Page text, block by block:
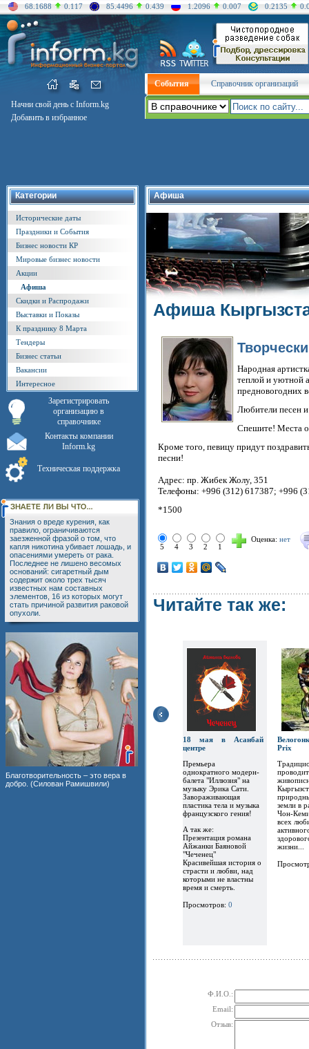
68.1688 0.117 85.4496 0.439 1.2096 0.007 0.2135
Начни свой день с Inform.kg
Добавить в избранное
События Справочник организаций
Категории
Исторические даты
Праздники и События
Бизнес новости КР
Мировые бизнес новости
Акции
Афиша
Скидки и Распродажи
Выставки и Показы
К празднику 8 Марта
Тендеры
Бизнес статьи
Вакансии
Интересное
Зарегистрировать
организацию в
справочнике
Контакты компании
Inform.kg
Техническая поддержка
Знания о вреде курения, как
правило, ограничиваются
заезженной фразой о том, что
капля никотина убивает лошадь, и
опасениями умереть от рака.
Последнее не лишено весомых
оснований: сигаретный дым
содержит около трех тысяч
известных нам составных
элементов, 16 из которых могут
стать причиной развития раковой
опухоли.
Благотворительность – это вера в
добро. (Силован Рамишвили)
Афиша
Афиша
Народная
теплой и уютной
предновогодних
Любители песен и
Спешите! Места
Кроме того, певицу придут
песни!
Адрес: пр. Жибек Жолу, 351
Телефоны: +996 (312) 617387; +996
*1500
5 4 3 2 1
Оценка: нет
Читайте так же:
18 мая в Асанбай
центре
Премьера
однократного модерн-
балета "Иллюзия" на
музыку Эрика Сати.
Завораживающая
пластика тела и музыка
французского гения!
А так же:
Презентация романа
Айжанки Баяновой
"Чеченец"
Красивейшая история о
страсти и любви, над
которыми не властны
время и смерть.
Просмотров: 0
Prix
земли в
Чон-
всех
жизни...
Ф.И.О.:
Email:
Отзыв: